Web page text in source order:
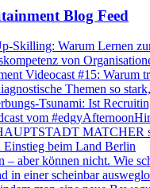
Blog Feed
Skilling: Warum Lernen
von
Videocast #15: Warum
Themen so
Tsunami: Ist
vom
MATCHER
Einstieg beim Land Berlin
– aber können nicht. Wie
in einer scheinbar